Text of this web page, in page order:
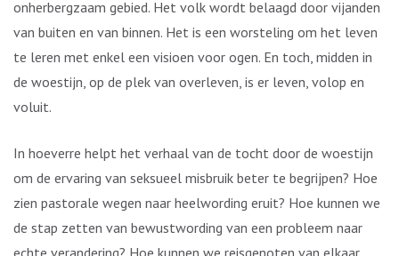
onherbergzaam gebied. Het volk wordt belaagd door vijanden
van buiten en van binnen. Het is een worsteling om het leven
te leren met enkel een visioen voor ogen. En toch, midden in
de woestijn, op de plek van overleven, is er leven, volop en
voluit.
In hoeverre helpt het verhaal van de tocht door de woestijn
om de ervaring van seksueel misbruik beter te begrijpen? Hoe
zien pastorale wegen naar heelwording eruit? Hoe kunnen we
de stap zetten van bewustwording van een probleem naar
echte verandering? Hoe kunnen we reisgenoten van elkaar